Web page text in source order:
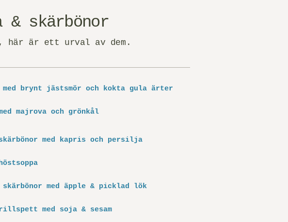
& skärbönor
här är ett urval av dem.
med brynt jäst­smör och kokta gula ärter
majrova och grönkål
skärbönor med kapris och persilja
skärbönor med äpple & picklad lök
med soja & sesam